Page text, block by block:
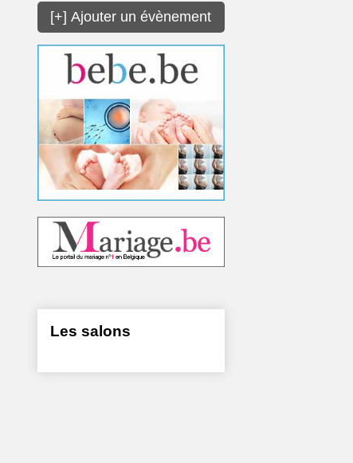
[+] Ajouter un évènement
Les salons